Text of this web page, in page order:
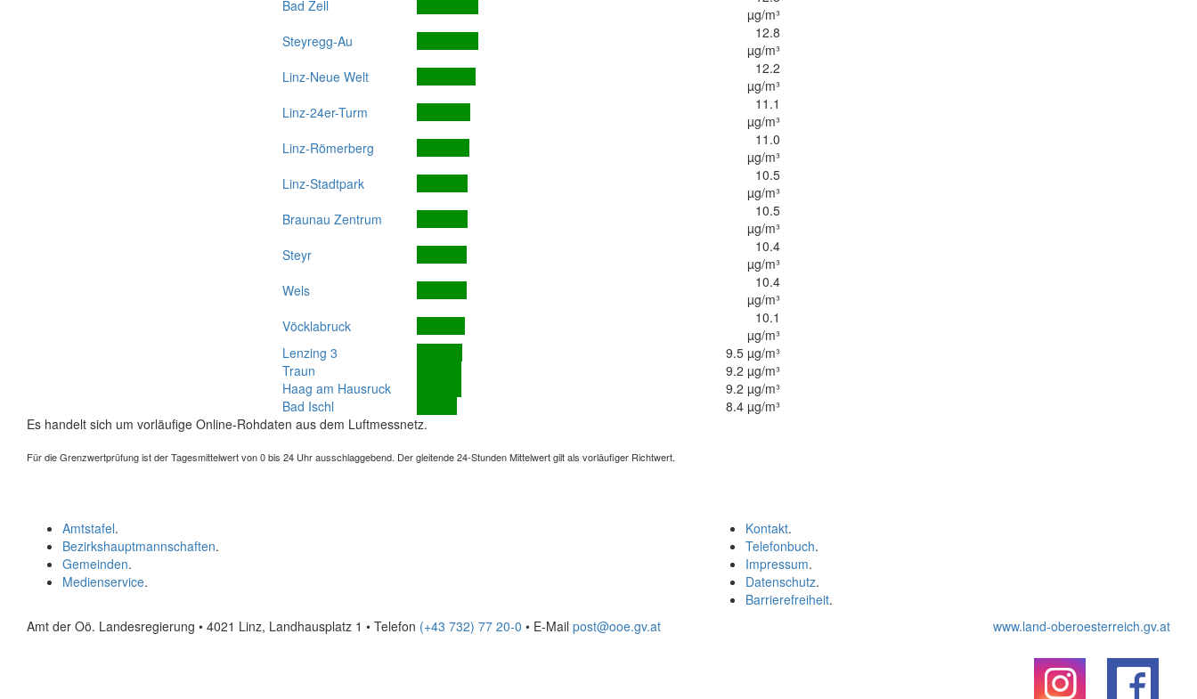
Bad Zell
µg/m³
Steyregg-Au
12.8
µg/m³
Linz-Neue Welt
12.2
µg/m³
Linz-24er-Turm
11.1
µg/m³
Linz-Römerberg
11.0
µg/m³
Linz-Stadtpark
10.5
µg/m³
Braunau Zentrum
10.5
µg/m³
Steyr
10.4
µg/m³
Wels
10.4
µg/m³
Vöcklabruck
10.1
µg/m³
Lenzing 3
9.5 µg/m³
Traun
9.2 µg/m³
Haag am Hausruck
9.2 µg/m³
Bad Ischl
8.4 µg/m³
Es handelt sich um vorläufige Online-Rohdaten aus dem Luftmessnetz.
Für die Grenzwertprüfung ist der Tagesmittelwert von 0 bis 24 Uhr ausschlaggebend. Der gleitende 24-Stunden Mittelwert gilt als vorläufiger Richtwert.
Kontakt.
Telefonbuch.
Impressum.
Datenschutz.
Barrierefreiheit.
Amtstafel.
Bezirkshauptmannschaften.
Gemeinden.
Medienservice.
Amt der Oö. Landesregierung • 4021 Linz, Landhausplatz 1 • Telefon (+43 732) 77 20-0 • E-Mail post@ooe.gv.at www.land-oberoesterreich.gv.at